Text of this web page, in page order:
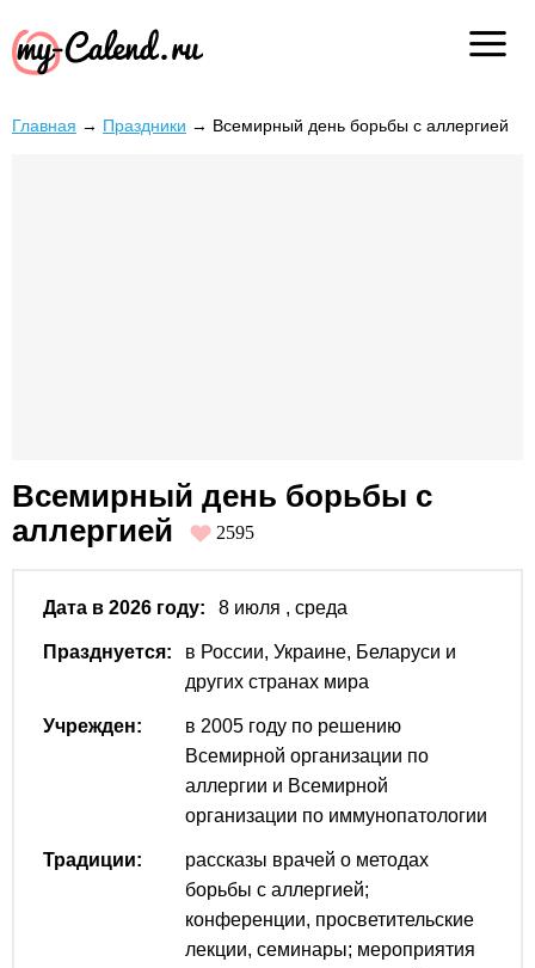
Главная → Праздники → Всемирный день борьбы с аллергией
Всемирный день борьбы с
аллергией
2595
Дата в 2026 году: 8 июля , среда
Празднуется:
в России, Украине, Беларуси и
других странах мира
Учрежден:
в 2005 году по решению
Всемирной организации по
аллергии и Всемирной
организации по иммунопатологии
Традиции:
рассказы врачей о методах
борьбы с аллергией;
конференции, просветительские
лекции, семинары; мероприятия